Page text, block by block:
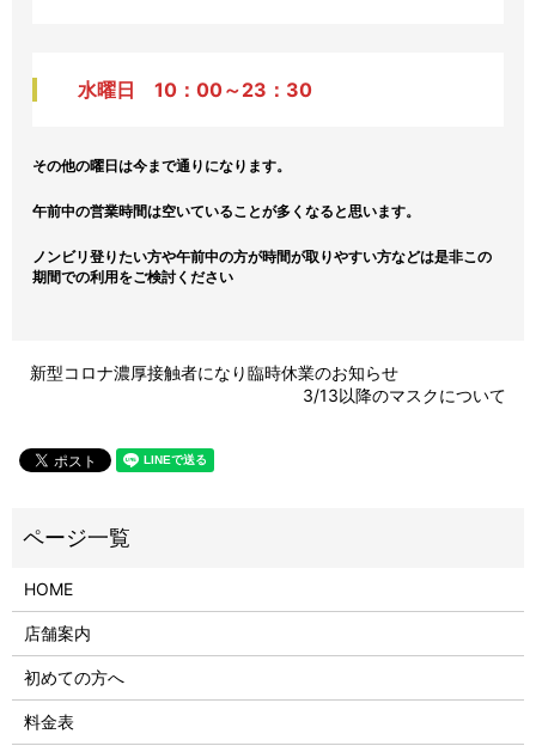
水曜日 10：00～23：30
その他の曜日は今まで通りになります。
午前中の営業時間は空いていることが多くなると思います。
ノンビリ登りたい方や午前中の方が時間が取りやすい方などは是非この
期間での利用をご検討ください
新型コロナ濃厚接触者になり臨時休業のお知らせ
3/13以降のマスクについて
HOME
店舗案内
初めての方へ
料金表